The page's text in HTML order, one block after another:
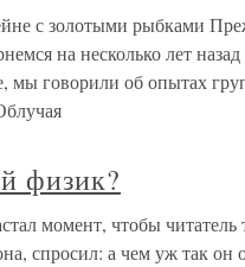
с золотыми рыбками
на несколько лет
мы говорили об опытах
физик?
момент, чтобы читатель
спросил: а чем уж так он